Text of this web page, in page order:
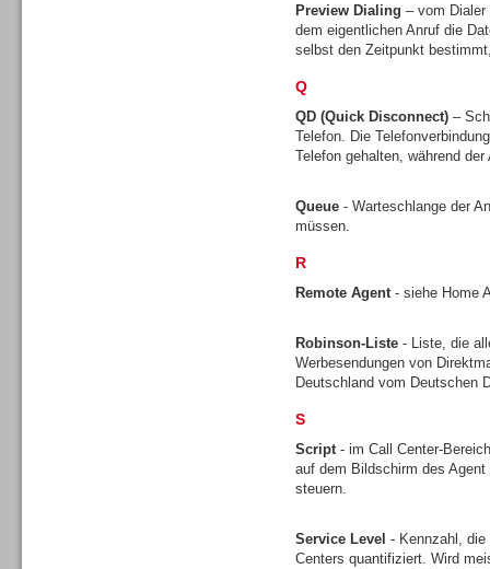
Preview Dialing – vom Dialer
dem eigentlichen Anruf die
selbst den Zeitpunkt
Q
QD (Quick Disconnect) –
Telefon. Die
Telefon gehalten, während
Queue - Warteschlange der
müssen.
R
Remote Agent- siehe Home
Robinson-Liste - Liste, die
Werbesendungen von
Deutschland vom Deutschen
S
Script- im Call Center-
auf dem Bildschirm des
steuern.
Service Level - Kennzahl,
Centers quantifiziert. Wird